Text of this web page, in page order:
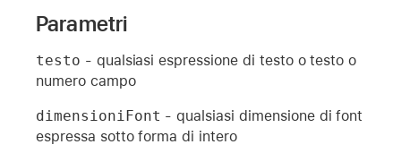
Parametri
testo - qualsiasi espressione di testo o testo o
numero campo
dimensioniFont - qualsiasi dimensione di font
espressa sotto forma di intero